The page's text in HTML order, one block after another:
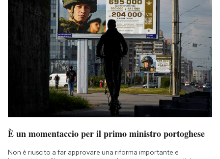
È un momentaccio per il primo ministro portoghese
Non è riuscito a far approvare una riforma importante e